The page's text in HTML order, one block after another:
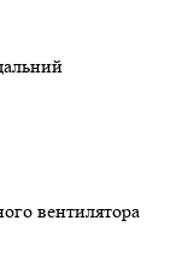
вентилятора